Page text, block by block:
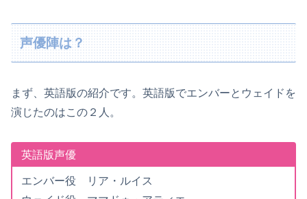
声優陣は？
まず、英語版の紹介です。英語版でエンバーとウェイドを
演じたのはこの２人。
英語版声優
エンバー役 リア・ルイス